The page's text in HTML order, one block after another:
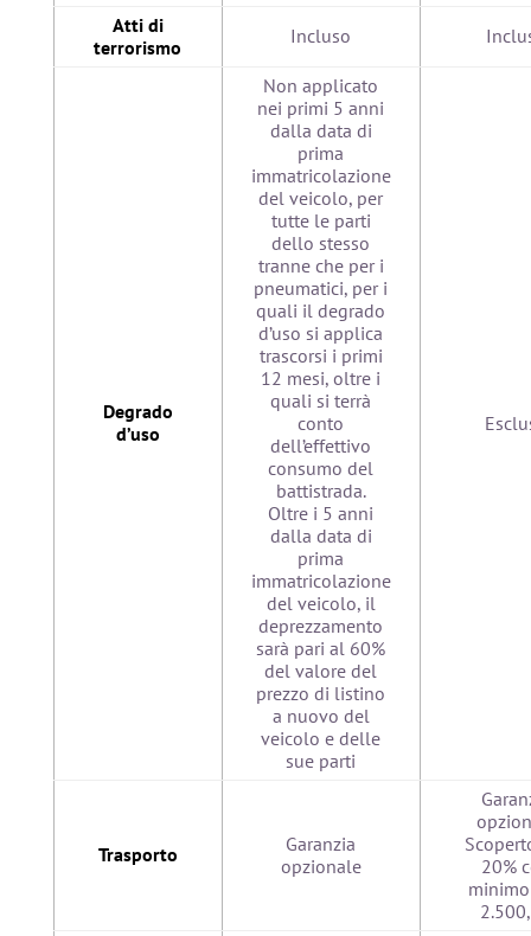
Atti di
terrorismo
Incluso
Degrado
d’uso
Non applicato
nei primi 5 anni
dalla data di
prima
immatricolazione
del veicolo, per
tutte le parti
dello stesso
tranne che per i
pneumatici, per i
quali il degrado
d’uso si applica
trascorsi i primi
12 mesi, oltre i
quali si terrà
conto
dell’effettivo
consumo del
battistrada.
Oltre i 5 anni
dalla data di
prima
immatricolazione
del veicolo, il
deprezzamento
sarà pari al 60%
del valore del
prezzo di listino
a nuovo del
veicolo e delle
sue parti
Trasporto
Garanzia
opzionale
20%